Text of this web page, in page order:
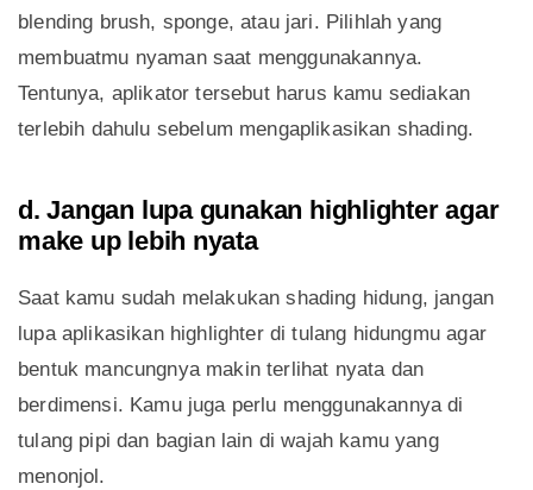
blending brush, sponge, atau jari. Pilihlah yang
membuatmu nyaman saat menggunakannya.
Tentunya, aplikator tersebut harus kamu sediakan
terlebih dahulu sebelum mengaplikasikan shading.
d. Jangan lupa gunakan highlighter agar
make up lebih nyata
Saat kamu sudah melakukan shading hidung, jangan
lupa aplikasikan highlighter di tulang hidungmu agar
bentuk mancungnya makin terlihat nyata dan
berdimensi. Kamu juga perlu menggunakannya di
tulang pipi dan bagian lain di wajah kamu yang
menonjol.